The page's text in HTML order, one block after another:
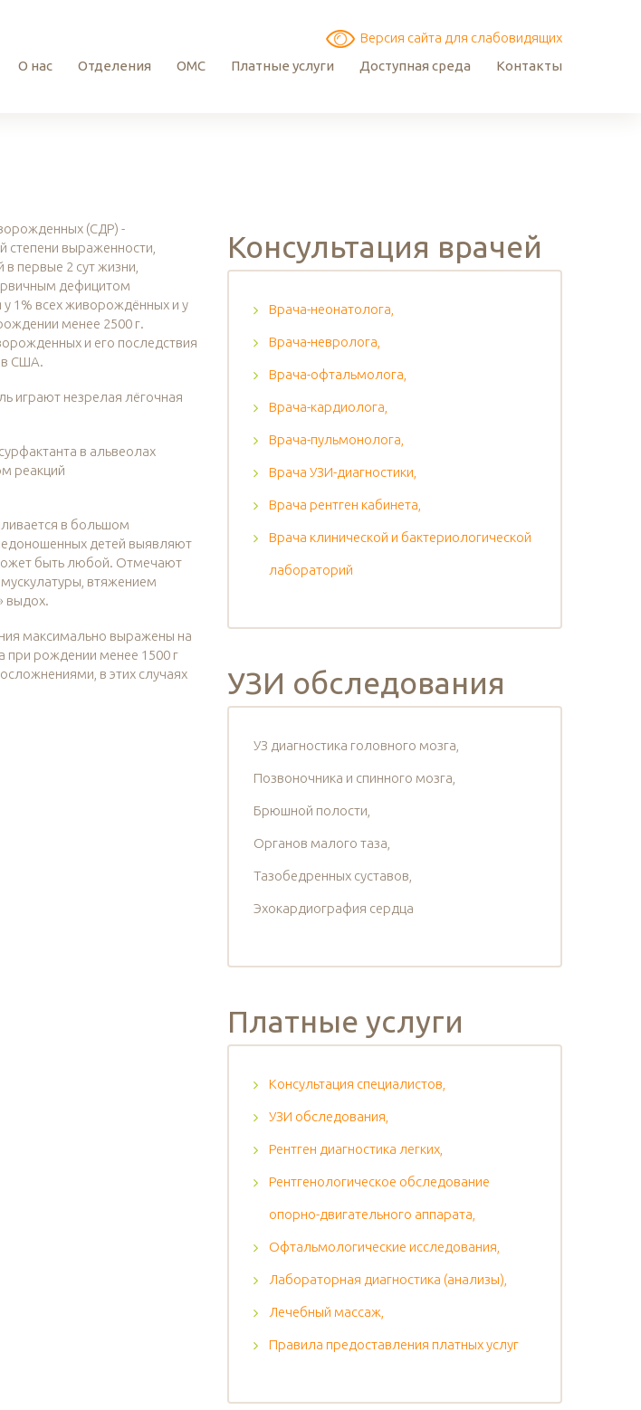
Версия сайта для слабовидящих
О нас
Отделения ОМС Платные услуги Доступная среда Контакты
(СДР) -
степени выраженности,
первые 2 сут жизни,
дефицитом
у 1% всех живорождённых и у
менее 2500 г.
и его последствия
в США.
играют незрелая лёгочная
в альвеолах
реакций
в большом
детей выявляют
быть любой. Отмечают
втяжением
выдох.
максимально выражены на
при рождении менее 1500 г
в этих случаях
Консультация врачей
Врача-неонатолога,
Врача-невролога,
Врача-офтальмолога,
Врача-кардиолога,
Врача-пульмонолога,
Врача УЗИ-диагностики,
Врача рентген кабинета,
Врача клинической и бактериологической
лабораторий
УЗИ обследования
УЗ диагностика головного мозга,
Позвоночника и спинного мозга,
Брюшной полости,
Органов малого таза,
Тазобедренных суставов,
Эхокардиография сердца
Платные услуги
Консультация специалистов,
УЗИ обследования,
Рентген диагностика легких,
Рентгенологическое обследование
опорно-двигательного аппарата,
Офтальмологические исследования,
Лабораторная диагностика (анализы),
Лечебный массаж,
Правила предоставления платных услуг